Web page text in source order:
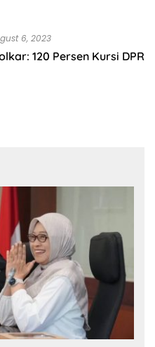
6, 2023
120 Persen Kursi DPR